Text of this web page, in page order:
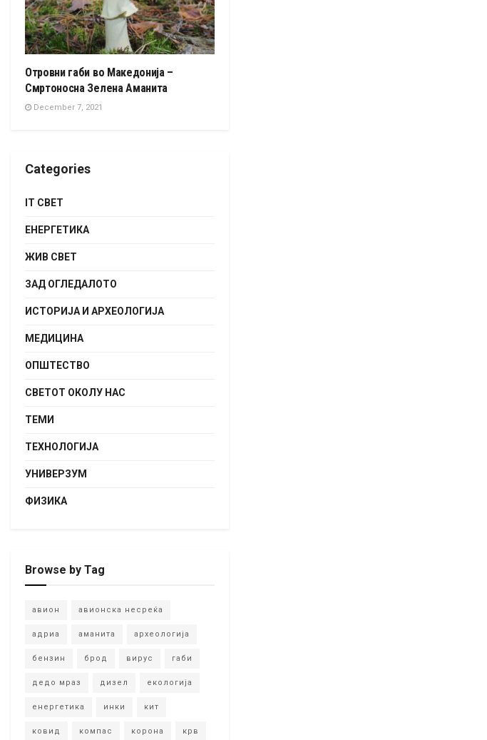
Отровни габи во Македонија –
Смртоносна Зелена Аманита
December 7, 2021
Categories
IT СВЕТ
ЕНЕРГЕТИКА
ЖИВ СВЕТ
ЗАД ОГЛЕДАЛОТО
ИСТОРИЈА И АРХЕОЛОГИЈА
МЕДИЦИНА
ОПШТЕСТВО
СВЕТОТ ОКОЛУ НАС
ТЕМИ
ТЕХНОЛОГИЈА
УНИВЕРЗУМ
ФИЗИКА
Browse by Tag
авион авионска несреќа
адриа аманита археологија
бензин брод вирус габи
дедо мраз дизел екологија
енергетика инки кит
ковид компас корона крв